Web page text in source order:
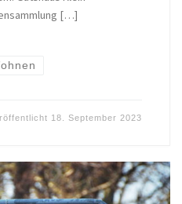
[…]
18. September 2023